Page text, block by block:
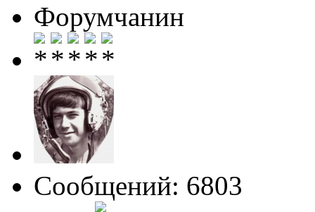
Форумчанин
Сообщений: 6803